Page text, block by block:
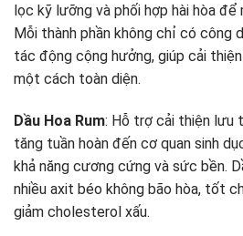
lọc kỹ lưỡng và phối hợp hài hòa để
Mỗi thành phần không chỉ có công
tác động cộng hưởng, giúp cải
một cách toàn diện.
Dầu Hoa Rum: Hỗ trợ cải thiện lưu
tăng tuần hoàn đến cơ quan sinh
khả năng cương cứng và sức bền.
nhiều axit béo không bão hòa, tốt
giảm cholesterol xấu.